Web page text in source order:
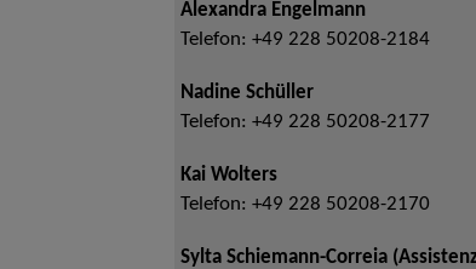
Alexandra Engelmann
Telefon: +49 228 50208-2184
Nadine Schüller
Telefon: +49 228 50208-2177
Kai Wolters
Telefon: +49 228 50208-2170
Sylta Schiemann-Correia